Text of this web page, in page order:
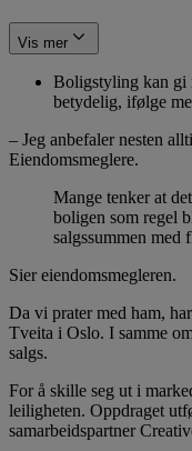
Vis mer
Boligstyling kan gi
betydelig, ifølge
– Jeg anbefaler nesten
Eiendomsmeglere.
Mange tenker at
boligen som regel
salgssummen med
Sier eiendomsmegleren.
Da vi prater med ham,
Tveita i Oslo. I samme
salgs.
For å skille seg ut i
leiligheten. Oppdraget
samarbeidspartner